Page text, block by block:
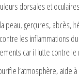
dorsales et
peau, gerçures, abcès,
les inflammations
car il lutte contre
l’atmosphère,